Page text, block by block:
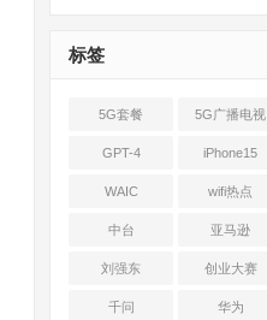
标签
5G套餐 5G广播电视
GPT-4 iPhone15
WAIC wifi热点
中台 亚马逊
刘强东 创业大赛
千问 华为